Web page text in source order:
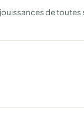
de toutes